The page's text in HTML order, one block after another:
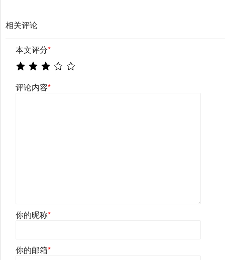
相关评论
本文评分*
评论内容*
你的昵称*
你的邮箱*